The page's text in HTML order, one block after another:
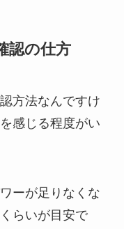
認の仕方
方法なんですけ
感じる程度がい
ーが足りなくな
らいが目安で